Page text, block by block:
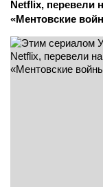
Netflix, перевели
«Ментовские